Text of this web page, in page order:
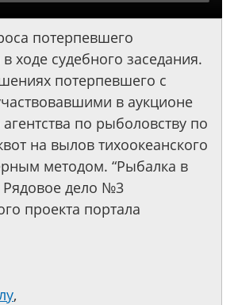
потерпевшего
ходе судебного заседания.
потерпевшего с
в аукционе
по рыболовству по
на вылов тихоокеанского
методом. “Рыбалка в
Рядовое дело №3
проекта портала
,